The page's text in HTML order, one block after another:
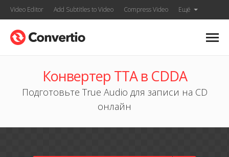
Video Editor Add Subtitles to Video Compress Video Ещё
Конвертер TTA в CDDA
Подготовьте True Audio для записи на CD
онлайн